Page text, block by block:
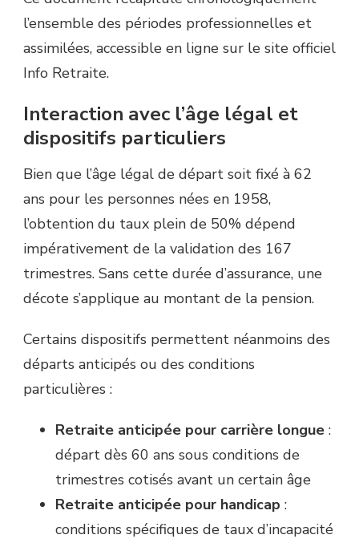
l’ensemble des périodes professionnelles et
assimilées, accessible en ligne sur le site officiel
Info Retraite.
Interaction avec l’âge légal et
dispositifs particuliers
Bien que l’âge légal de départ soit fixé à 62
ans pour les personnes nées en 1958,
l’obtention du taux plein de 50% dépend
impérativement de la validation des 167
trimestres. Sans cette durée d’assurance, une
décote s’applique au montant de la pension.
Certains dispositifs permettent néanmoins des
départs anticipés ou des conditions
particulières :
Retraite anticipée pour carrière longue :
départ dès 60 ans sous conditions de
trimestres cotisés avant un certain âge
Retraite anticipée pour handicap :
conditions spécifiques de taux d’incapacité